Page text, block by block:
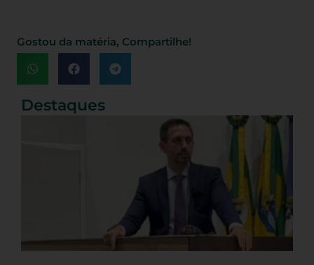
Gostou da matéria, Compartilhe!
Destaques